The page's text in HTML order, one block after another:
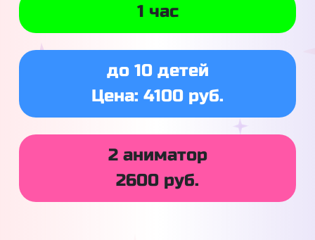
1 час
до 10 детей
Цена: 4100 руб.
2 аниматор
2600 руб.